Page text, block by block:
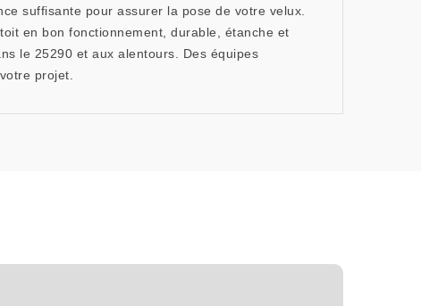
suffisante pour assurer la pose de votre velux.
en bon fonctionnement, durable, étanche et
le 25290 et aux alentours. Des équipes
projet.